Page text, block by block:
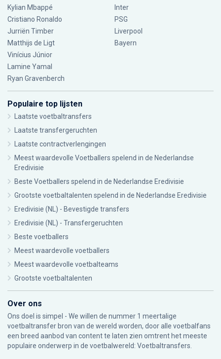
Kylian Mbappé
Cristiano Ronaldo
Jurriën Timber
Matthijs de Ligt
Vinícius Júnior
Lamine Yamal
Ryan Gravenberch
Inter
PSG
Liverpool
Bayern
Populaire top lijsten
Laatste voetbaltransfers
Laatste transfergeruchten
Laatste contractverlengingen
Meest waardevolle Voetballers spelend in de Nederlandse
Eredivisie
Beste Voetballers spelend in de Nederlandse Eredivisie
Grootste voetbaltalenten spelend in de Nederlandse Eredivisie
Eredivisie (NL) - Bevestigde transfers
Eredivisie (NL) - Transfergeruchten
Beste voetballers
Meest waardevolle voetballers
Meest waardevolle voetbalteams
Grootste voetbaltalenten
Over ons
Ons doel is simpel - We willen de nummer 1 meertalige
voetbaltransfer bron van de wereld worden, door alle voetbalfans
een breed aanbod van content te laten zien omtrent het meeste
populaire onderwerp in de voetbalwereld: Voetbaltransfers.